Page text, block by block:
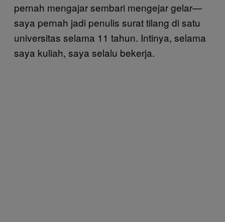
pernah mengajar sembari mengejar gelar—
saya pernah jadi penulis surat tilang di satu
universitas selama 11 tahun. Intinya, selama
saya kuliah, saya selalu bekerja.